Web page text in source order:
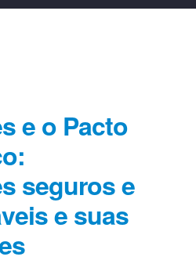
e o Pacto
seguros e
e suas